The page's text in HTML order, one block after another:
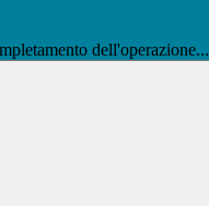
dell'operazione...